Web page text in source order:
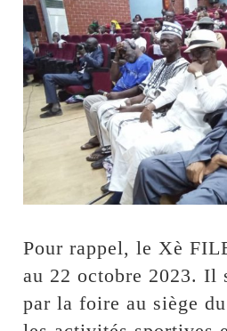
Pour rappel, le Xè
au 22 octobre 2023. Il
par la foire au siège